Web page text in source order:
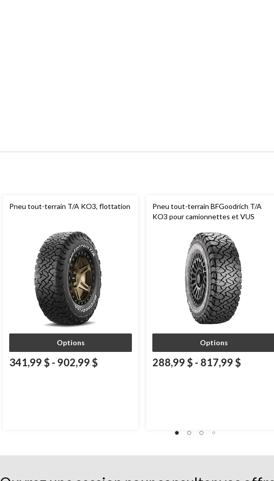
Pneu tout-terrain T/A KO3, flottation
Options
341,99 $ - 902,99 $
Pneu tout-terrain BFGoodrich T/A
KO3 pour camionnettes et VUS
Options
288,99 $ - 817,99 $